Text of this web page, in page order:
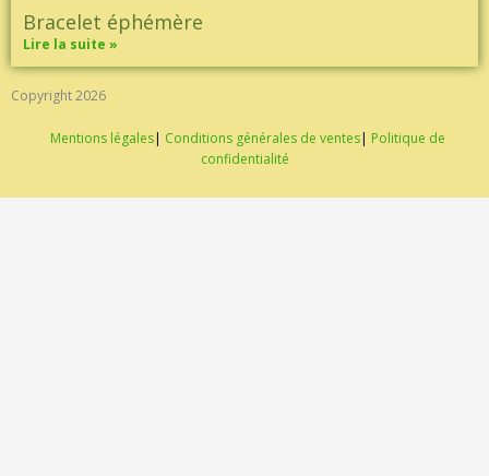
Bracelet éphémère
Lire la suite »
Copyright 2026
Mentions légales| Conditions générales de ventes| Politique de
confidentialité